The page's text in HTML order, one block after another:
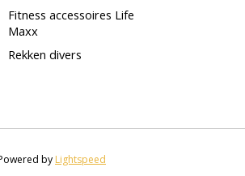
Fitness accessoires Life
Maxx
Rekken divers
by Lightspeed